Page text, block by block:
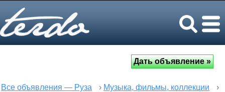
Все объявления — Руза › Музыка, фильмы, коллекции
›